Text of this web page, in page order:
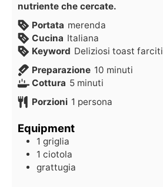
nutriente che cercate.
Portata merenda
Cucina Italiana
Keyword Deliziosi toast farciti
Preparazione 10 minuti
Cottura 5 minuti
Porzioni 1 persona
Equipment
1 griglia
1 ciotola
grattugia